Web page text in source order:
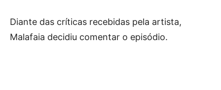
Diante das críticas recebidas pela artista,
Malafaia decidiu comentar o episódio.